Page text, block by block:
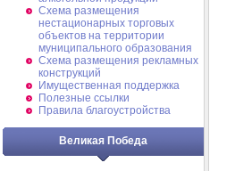
Схема размещения
нестационарных торговых
объектов на территории
муниципального образования
Схема размещения рекламных
конструкций
Имущественная поддержка
Полезные ссылки
Правила благоустройства
Великая Победа